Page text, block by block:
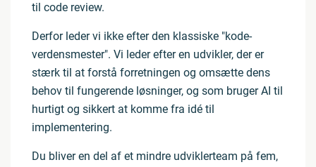
til code review.
Derfor leder vi ikke efter den klassiske "kode-
verdensmester". Vi leder efter en udvikler, der er
stærk til at forstå forretningen og omsætte dens
behov til fungerende løsninger, og som bruger AI til
hurtigt og sikkert at komme fra idé til
implementering.
Du bliver en del af et mindre udviklerteam på fem,